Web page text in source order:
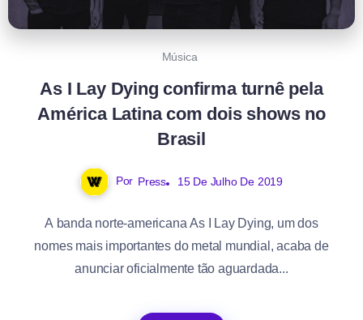
Música
As I Lay Dying confirma turnê pela
América Latina com dois shows no
Brasil
Por Press 15 De Julho De 2019
A banda norte-americana As I Lay Dying, um dos
nomes mais importantes do metal mundial, acaba de
anunciar oficialmente tão aguardada...